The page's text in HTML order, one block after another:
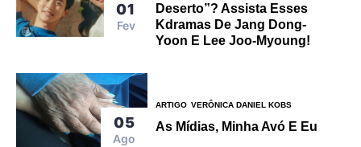
01
Fev
Deserto”? Assista Esses
Kdramas De Jang Dong-
Yoon E Lee Joo-Myoung!
05
Ago
ARTIGO VERÔNICA DANIEL KOBS
As Mídias, Minha Avó E Eu